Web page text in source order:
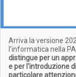
Arriva la versione
l'informatica nella PA.
distingue per un
e per l'introduzione
particolare